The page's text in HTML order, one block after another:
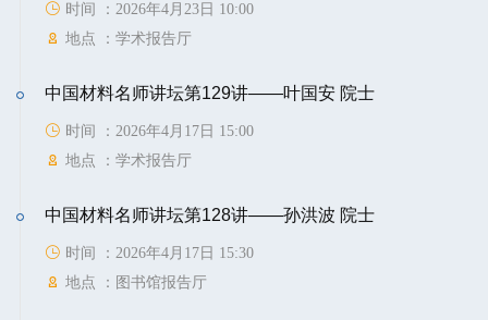
时间 ：2026年4月23日 10:00
地点 ：学术报告厅
中国材料名师讲坛第129讲——叶国安 院士
时间 ：2026年4月17日 15:00
地点 ：学术报告厅
中国材料名师讲坛第128讲——孙洪波 院士
时间 ：2026年4月17日 15:30
地点 ：图书馆报告厅